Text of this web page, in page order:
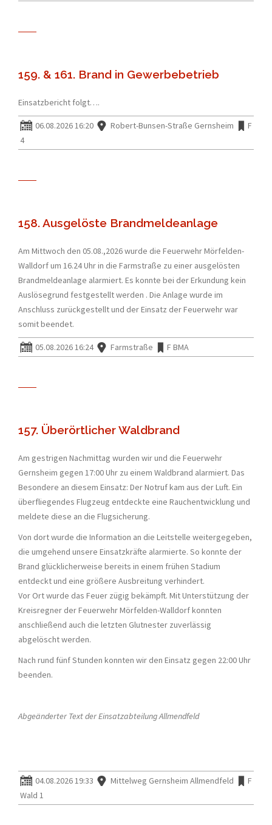
159. & 161. Brand in Gewerbebetrieb
Einsatzbericht folgt….
06.08.2026 16:20 Robert-Bunsen-Straße Gernsheim
F
4
158. Ausgelöste Brandmeldeanlage
Am Mittwoch den 05.08.,2026 wurde die Feuerwehr Mörfelden-
Walldorf um 16.24 Uhr in die Farmstraße zu einer ausgelösten
Brandmeldeanlage alarmiert. Es konnte bei der Erkundung kein
Auslösegrund festgestellt werden . Die Anlage wurde im
Anschluss zurückgestellt und der Einsatz der Feuerwehr war
somit beendet.
05.08.2026 16:24 Farmstraße F BMA
157. Überörtlicher Waldbrand
Am gestrigen Nachmittag wurden wir und die Feuerwehr
Gernsheim gegen 17:00 Uhr zu einem Waldbrand alarmiert. Das
Besondere an diesem Einsatz: Der Notruf kam aus der Luft. Ein
überfliegendes Flugzeug entdeckte eine Rauchentwicklung und
meldete diese an die Flugsicherung.
Von dort wurde die Information an die Leitstelle weitergegeben,
die umgehend unsere Einsatzkräfte alarmierte. So konnte der
Brand glücklicherweise bereits in einem frühen Stadium
entdeckt und eine größere Ausbreitung verhindert.
Vor Ort wurde das Feuer zügig bekämpft. Mit Unterstützung der
Kreisregner der Feuerwehr Mörfelden-Walldorf konnten
anschließend auch die letzten Glutnester zuverlässig
abgelöscht werden.
Nach rund fünf Stunden konnten wir den Einsatz gegen 22:00 Uhr
beenden.
Abgeänderter Text der Einsatzabteilung Allmendfeld
04.08.2026 19:33 Mittelweg Gernsheim Allmendfeld
F
Wald 1